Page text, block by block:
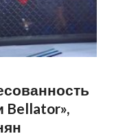
Bellator»,